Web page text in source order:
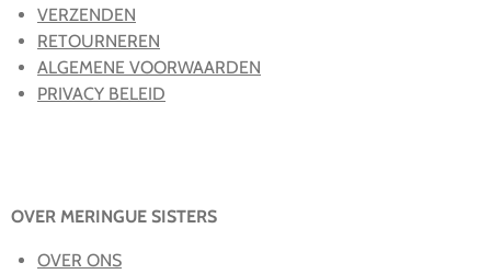
VERZENDEN
RETOURNEREN
ALGEMENE VOORWAARDEN
PRIVACY BELEID
OVER MERINGUE SISTERS
OVER ONS